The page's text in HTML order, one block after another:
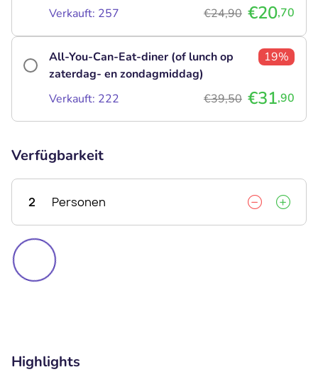
Verkauft: 257 €24,90 €20,70
All-You-Can-Eat-diner (of lunch op
zaterdag- en zondagmiddag)
19%
Verkauft: 222 €39,50 €31,90
Verfügbarkeit
2 Personen
Highlights